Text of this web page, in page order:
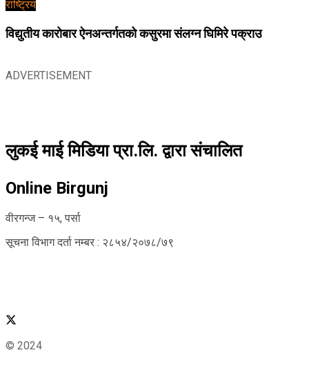
राष्ट्रिय
विद्युतीय कारोबार ऐनअन्तर्गतको कसुरमा संलग्न घिमिरे पक्राउ
ADVERTISEMENT
लुकई माई मिडिया प्रा.लि. द्वारा संचालित
Online Birgunj
वीरगन्ज – १५, पर्सा
सूचना विभाग दर्ता नम्बर : २८५४/२०७८/७९
© 2024